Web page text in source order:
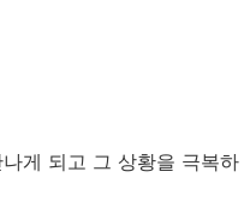
게 되고 그 상황을 극복하